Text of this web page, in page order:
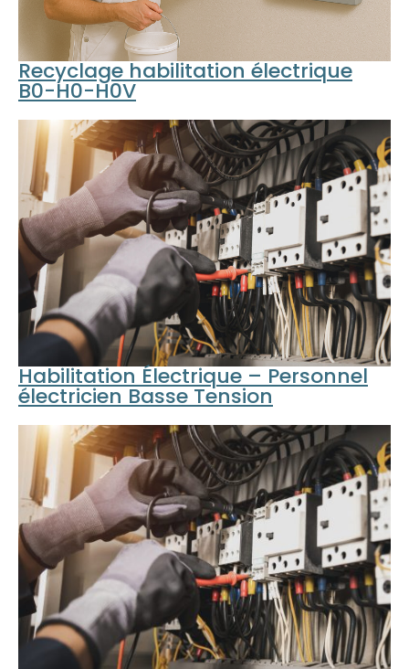
Recyclage habilitation électrique
B0-H0-H0V
Habilitation Électrique – Personnel
électricien Basse Tension